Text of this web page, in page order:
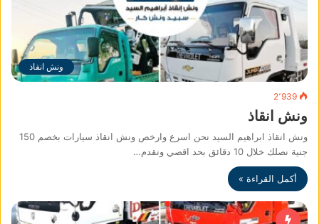
ونش انقاذ
2٬939
ونش انقاذ
ونش انقاذ ابراهيم السيد نحن اسرع وارخص ونش انقاذ سيارات بخصم 150
جنية نصلك خلال 10 دقائق بحد اقصي ونقدم…
أكمل القراءة »